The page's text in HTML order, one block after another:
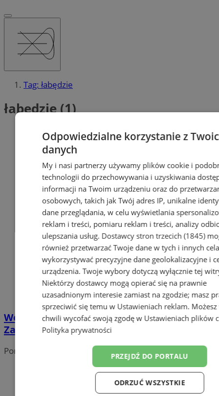
Tag: łabędzie
łabędzie (1)
Wodzisławskie łabędzie wróciły do Parku
Zamkowego – zobacz, jak je dokarmiać!
Portal należy do sieci
Odpowiedzialne korzystanie z
danych
My i nasi partnerzy używamy plików cookie i
technologii do przechowywania i uzyskiwania
informacji na Twoim urządzeniu oraz do
osobowych, takich jak Twój adres IP, unikalne
dane przeglądania, w celu wyświetlania
reklam i treści, pomiaru reklam i treści, analizy
ulepszania usług. Dostawcy stron trzecich (1845)
również przetwarzać Twoje dane w tych i innych
wykorzystywać precyzyjne dane geolokalizacyjne i
urządzenia. Twoje wybory dotyczą wyłącznie tej
Niektórzy dostawcy mogą opierać się na prawnie
uzasadnionym interesie zamiast na zgodzie; masz
sprzeciwić się temu w Ustawieniach reklam.
chwili wycofać swoją zgodę w Ustawieniach plików
Polityka prywatności
PRZEJDŹ DO PORTALU
ODRZUĆ WSZYSTKIE